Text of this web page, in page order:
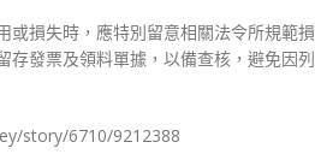
或損失時，應特別留意相關法令所規範損
存發票及領料單據，以備查核，避免因列
story/6710/9212388